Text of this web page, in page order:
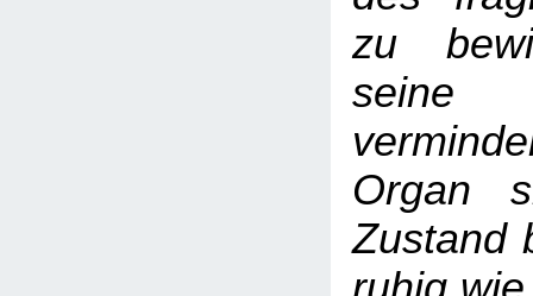
zu
Organ
Zustand